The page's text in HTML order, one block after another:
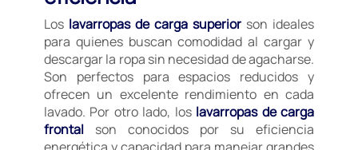
Los lavarropas de carga superior son ideales
para quienes buscan comodidad al cargar y
descargar la ropa sin necesidad de agacharse.
Son perfectos para espacios reducidos y
ofrecen un excelente rendimiento en cada
lavado. Por otro lado, los lavarropas de carga
frontal son conocidos por su eficiencia